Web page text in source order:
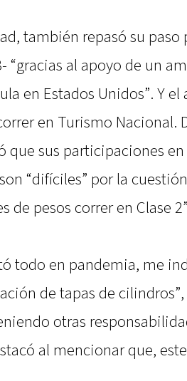
también repasó su paso
“gracias al apoyo de un
en Estados Unidos”. Y el
en Turismo Nacional.
que sus participaciones
“difíciles” por la
de pesos correr en Clase
todo en pandemia, me
de tapas de
otras
al mencionar que,